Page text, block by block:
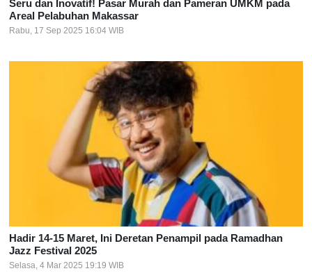
Seru dan Inovatif! Pasar Murah dan Pameran UMKM pada
Areal Pelabuhan Makassar
Rabu, 17 Sep 2025 16:04 WIB
Hadir 14-15 Maret, Ini Deretan Penampil pada Ramadhan
Jazz Festival 2025
Selasa, 4 Mar 2025 19:19 WIB